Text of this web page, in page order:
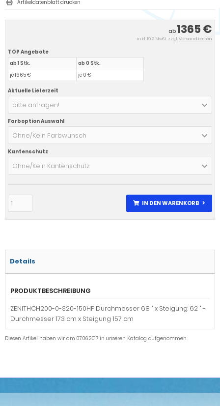
ab1365 €
inkl. 19 % MwSt. zzgl.Versandkosten
TOP Angebote
ab 1 Stk.
je 1365 €
ab 0 Stk.
je 0 €
Aktuelle Lieferzeit
bitte anfragen!
Farboption Auswahl
Ohne/Kein Farbwunsch
Kantenschutz
Ohne/Kein Kantenschutz
IN DEN WARENKORB
Artikeldatenblatt drucken
Details
PRODUKTBESCHREIBUNG
ZENITHCH200-0-320-150HP Durchmesser 68 " x Steigung: 62 " -
Durchmesser 173 cm x Steigung 157 cm
Diesen Artikel haben wir am 07.06.2017 in unseren Katalog aufgenommen.